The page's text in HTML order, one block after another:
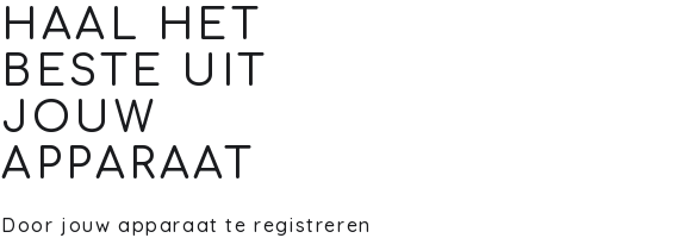
HAAL HET
BESTE UIT
JOUW
APPARAAT
Door jouw apparaat te registreren